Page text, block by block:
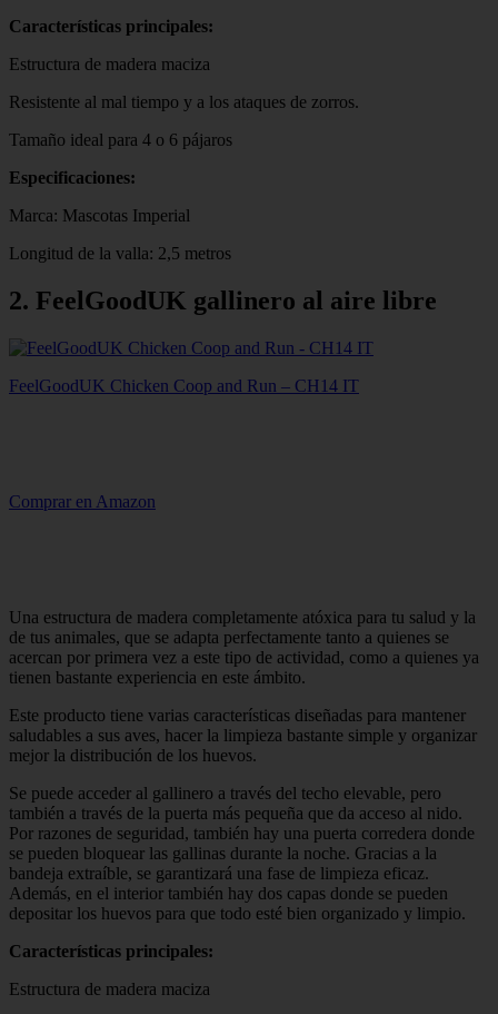
Características principales:
Estructura de madera maciza
Resistente al mal tiempo y a los ataques de zorros.
Tamaño ideal para 4 o 6 pájaros
Especificaciones:
Marca: Mascotas Imperial
Longitud de la valla: 2,5 metros
2. FeelGoodUK gallinero al aire libre
FeelGoodUK Chicken Coop and Run – CH14 IT
Comprar en Amazon
Una estructura de madera completamente atóxica para tu salud y la
de tus animales, que se adapta perfectamente tanto a quienes se
acercan por primera vez a este tipo de actividad, como a quienes ya
tienen bastante experiencia en este ámbito.
Este producto tiene varias características diseñadas para mantener
saludables a sus aves, hacer la limpieza bastante simple y organizar
mejor la distribución de los huevos.
Se puede acceder al gallinero a través del techo elevable, pero
también a través de la puerta más pequeña que da acceso al nido.
Por razones de seguridad, también hay una puerta corredera donde
se pueden bloquear las gallinas durante la noche. Gracias a la
bandeja extraíble, se garantizará una fase de limpieza eficaz.
Además, en el interior también hay dos capas donde se pueden
depositar los huevos para que todo esté bien organizado y limpio.
Características principales:
Estructura de madera maciza